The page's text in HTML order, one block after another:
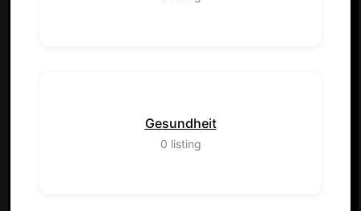
Gesundheit
0 listing